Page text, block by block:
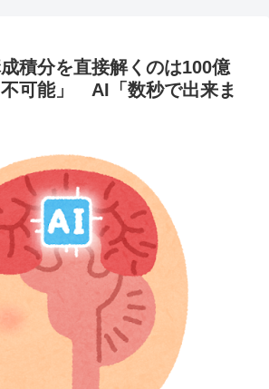
積分を直接解くのは100億
可能」 AI「数秒で出来ま